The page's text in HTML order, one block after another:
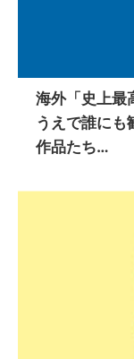
海外「史上最
うえで誰にも
作品たち…